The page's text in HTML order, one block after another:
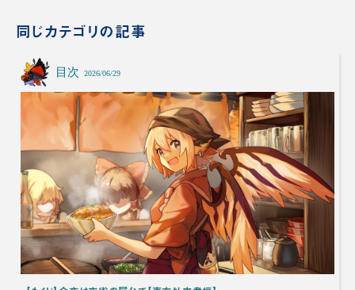
同じカテゴリの記事
目次 2026/06/29